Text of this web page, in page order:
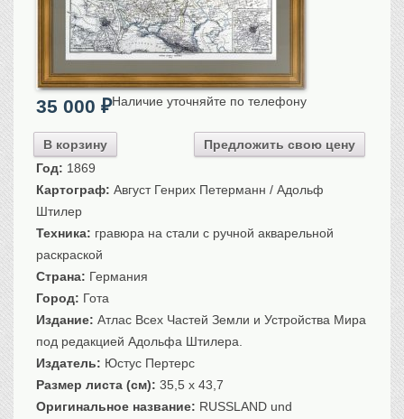
Европа
Мир
Исторические карты
Виды городов
Москва
Санкт-Петербург
Российская империя
Прочие
Севастополь, Крым
Ценные бумаги
История моды.
Гражданская мода
Униформа
Охота. Флора. Фауна
Фауна
Флора
Охота
35 000 ₽
В корзину Предложить свою цену
Наличие уточняйте по телефону
Год: 1869
Картограф: Август Генрих Петерманн / Адольф
Штилер
Техника: гравюра на стали с ручной акварельной
раскраской
Страна: Германия
Город: Гота
Издание: Атлас Всех Частей Земли и Устройства Мира
под редакцией Адольфа Штилера.
Издатель: Юстус Пертерс
Размер листа (см): 35,5 x 43,7
Оригинальное название: RUSSLAND und